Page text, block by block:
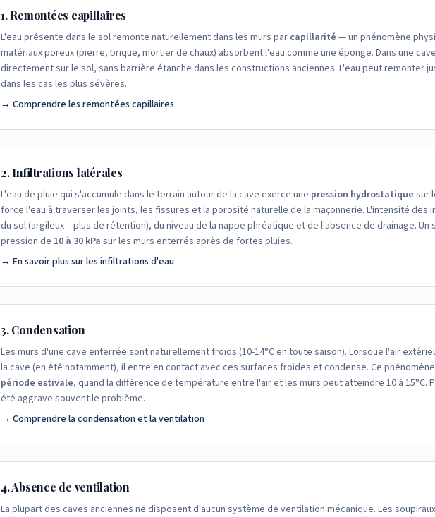
1. Remontées capillaires
L'eau présente dans le sol remonte naturellement dans les murs par capillarité — un phénomène
matériaux poreux (pierre, brique, mortier de chaux) absorbent l'eau comme une éponge. Dans une
directement sur le sol, sans barrière étanche dans les constructions anciennes. L'eau peut remonter
dans les cas les plus sévères.
→ Comprendre les remontées capillaires
2. Infiltrations latérales
L'eau de pluie qui s'accumule dans le terrain autour de la cave exerce une pression hydrostatique sur
force l'eau à traverser les joints, les fissures et la porosité naturelle de la maçonnerie. L'intensité des
du sol (argileux = plus de rétention), du niveau de la nappe phréatique et de l'absence de drainage. Un
pression de 10 à 30 kPa sur les murs enterrés après de fortes pluies.
→ En savoir plus sur les infiltrations d'eau
3. Condensation
Les murs d'une cave enterrée sont naturellement froids (10-14°C en toute saison). Lorsque l'air
la cave (en été notamment), il entre en contact avec ces surfaces froides et condense. Ce
période estivale, quand la différence de température entre l'air et les murs peut atteindre 10 à 15°C.
été aggrave souvent le problème.
→ Comprendre la condensation et la ventilation
4. Absence de ventilation
La plupart des caves anciennes ne disposent d'aucun système de ventilation mécanique. Les